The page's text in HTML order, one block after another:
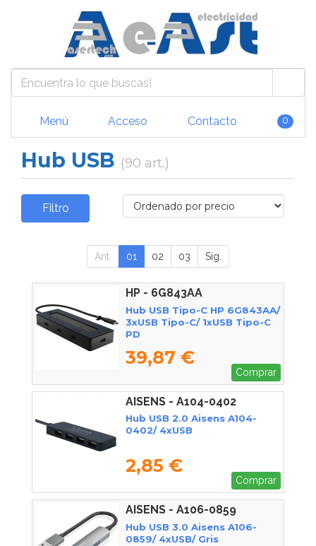
Menú Acceso Contacto 0
Hub USB (90 art.)
Filtro
Ant. 01 02 03 Sig.
HP - 6G843AA
Hub USB Tipo-C HP 6G843AA/
3xUSB Tipo-C/ 1xUSB Tipo-C
PD
39,87 €
Comprar
AISENS - A104-0402
Hub USB 2.0 Aisens A104-
0402/ 4xUSB
2,85 €
Comprar
AISENS - A106-0859
Hub USB 3.0 Aisens A106-
0859/ 4xUSB/ Gris